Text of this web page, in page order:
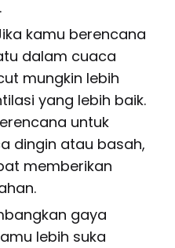
kamu berencana
dalam cuaca
mungkin lebih
yang lebih baik.
untuk
dingin atau basah,
memberikan
gaya
lebih suka